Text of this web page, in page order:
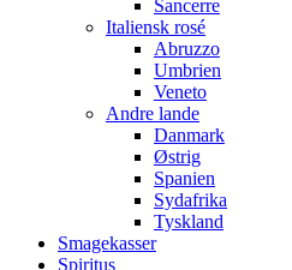
Sancerre
Italiensk rosé
Abruzzo
Umbrien
Veneto
Andre lande
Danmark
Østrig
Spanien
Sydafrika
Tyskland
Smagekasser
Spiritus